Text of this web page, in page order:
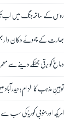
روس کے ساتھ جنگ میں اب تک
بھارت کے چھوٹے دکان دار
دماغ کو برقی جھٹکے دینے سے
توہینِ مذہب کا الزام؛ حیدرآباد
امریکہ اور جنوبی کوریا کی سب